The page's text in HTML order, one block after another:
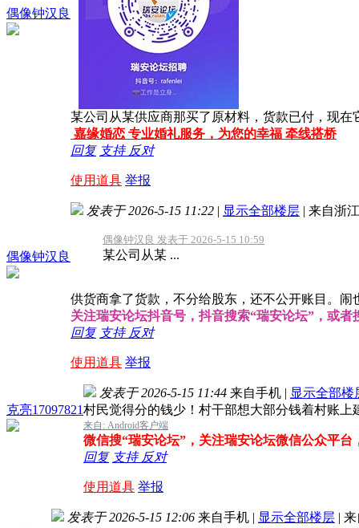
偶像钟汉良
某公司从某供应商那买了原材料，货款已付，现
嘉缘婚恋 专业婚礼服务，为您的幸福 牵线搭桥
回复 支持 反对
使用道具 举报
偶像钟汉良
发表于 2026-5-15 11:22 | 显示全部楼层 | 来自浙江
偶像钟汉良 发表于 2026-5-15 10:59
某公司从某 ...
供货商拿了货款，不分给股东，还不公开账目。闹
关注瑞安论坛抖音号，抖音搜索“瑞安论坛”，或者
回复 支持 反对
使用道具 举报
克亮17097821
发表于 2026-5-15 11:44 来自手机 | 显示全部楼
村民觉得分的钱少！村干部想大部分钱着村账上
来自: Android客户端
微信搜“瑞安论坛”，关注瑞安论坛微信公众平台
回复 支持 反对
使用道具 举报
发表于 2026-5-15 12:06 来自手机 | 显示全部楼层 | 来